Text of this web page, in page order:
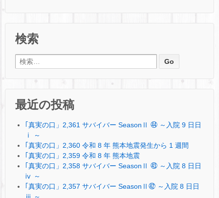
検索
検索:
最近の投稿
｢真実の口」2,361 サバイバー SeasonⅡ ㊹ ～入院 9 日日
ⅰ ～
｢真実の口」2,360 令和 8 年 熊本地震発生から 1 週間
｢真実の口」2,359 令和 8 年 熊本地震
｢真実の口」2,358 サバイバー SeasonⅡ ㊸ ～入院 8 日日
ⅳ ～
｢真実の口」2,357 サバイバー SeasonⅡ㊷ ～入院 8 日日
ⅲ ～